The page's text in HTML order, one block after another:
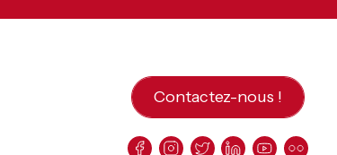
Contactez-nous !